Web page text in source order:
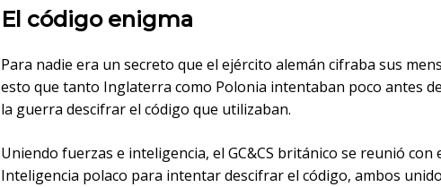
El código enigma
Para nadie era un secreto que el ejército alemán cifraba sus
esto que tanto Inglaterra como Polonia intentaban poco antes
la guerra descifrar el código que utilizaban.
Uniendo fuerzas e inteligencia, el GC&CS británico se reunió con
Inteligencia polaco para intentar descifrar el código, ambos